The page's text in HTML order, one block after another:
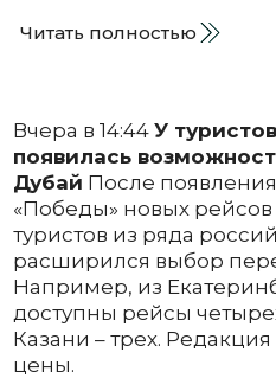
Читать полностью
Вчера в 14:44 У
появилась
Дубай После
«Победы» новых
туристов из ряда
расширился выбор
Например, из
доступны рейсы
Казани – трех.
цены.